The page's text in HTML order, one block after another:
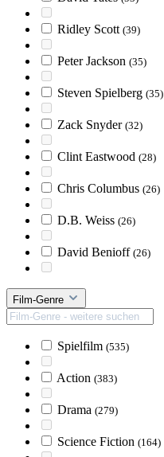
Ridley Scott (39)
Peter Jackson (35)
Steven Spielberg (35)
Zack Snyder (32)
Clint Eastwood (28)
Chris Columbus (26)
D.B. Weiss (26)
David Benioff (26)
Film-Genre
Spielfilm (535)
Action (383)
Drama (279)
Science Fiction (164)